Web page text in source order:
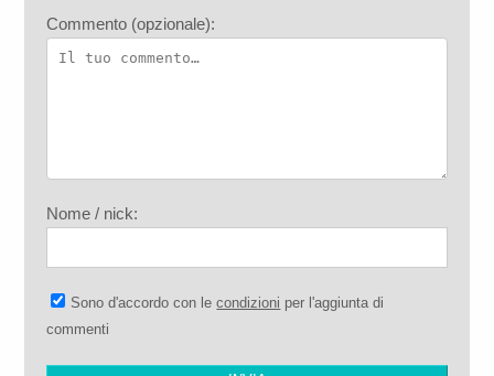
Commento (opzionale):
Nome / nick:
Sono d'accordo con lecondizioni per l'aggiunta di
commenti